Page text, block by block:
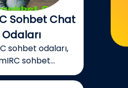
Sohbet Chat
Odaları
sohbet odaları,
sohbet...